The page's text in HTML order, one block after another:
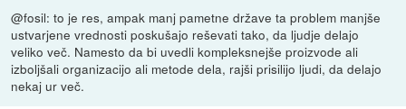
@fosil: to je res, ampak manj pametne države ta problem manjše
ustvarjene vrednosti poskušajo reševati tako, da ljudje delajo
veliko več. Namesto da bi uvedli kompleksnejše proizvode ali
izboljšali organizacijo ali metode dela, rajši prisilijo ljudi, da delajo
nekaj ur več.